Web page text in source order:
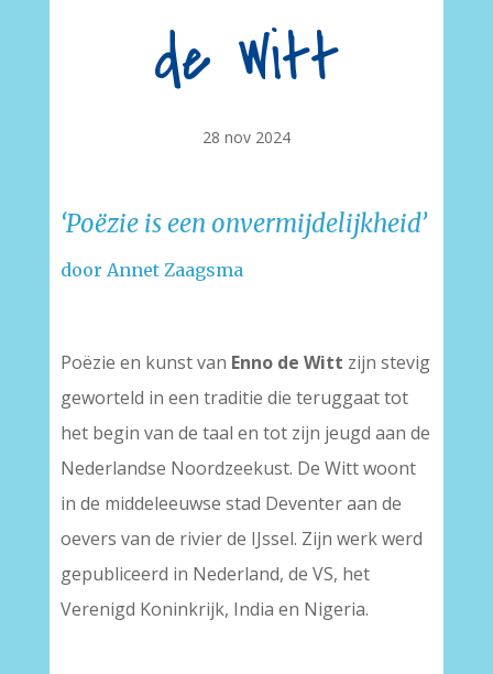
de Witt
28 nov 2024
‘Poëzie is een onvermijdelijkheid’
door Annet Zaagsma
Poëzie en kunst van Enno de Witt zijn stevig
geworteld in een traditie die teruggaat tot
het begin van de taal en tot zijn jeugd aan de
Nederlandse Noordzeekust. De Witt woont
in de middeleeuwse stad Deventer aan de
oevers van de rivier de IJssel. Zijn werk werd
gepubliceerd in Nederland, de VS, het
Verenigd Koninkrijk, India en Nigeria.